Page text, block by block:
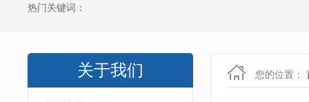
热门关键词：
关于我们 您的位置：